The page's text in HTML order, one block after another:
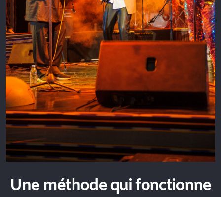
Une méthode qui fonctionne